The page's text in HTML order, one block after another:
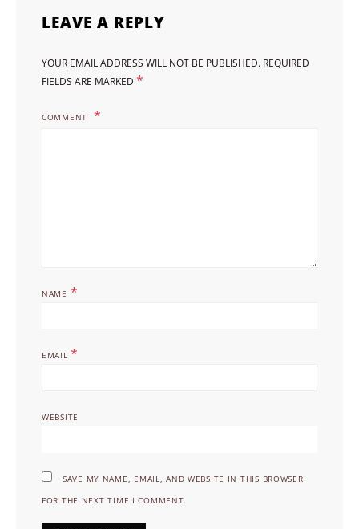
LEAVE A REPLY
YOUR EMAIL ADDRESS WILL NOT BE PUBLISHED. REQUIRED
FIELDS ARE MARKED *
COMMENT
NAME *
EMAIL *
WEBSITE
SAVE MY NAME, EMAIL, AND WEBSITE IN THIS BROWSER
FOR THE NEXT TIME I COMMENT.